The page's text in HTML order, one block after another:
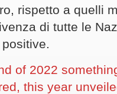
rispetto a quelli
di tutte le
of 2022
this year